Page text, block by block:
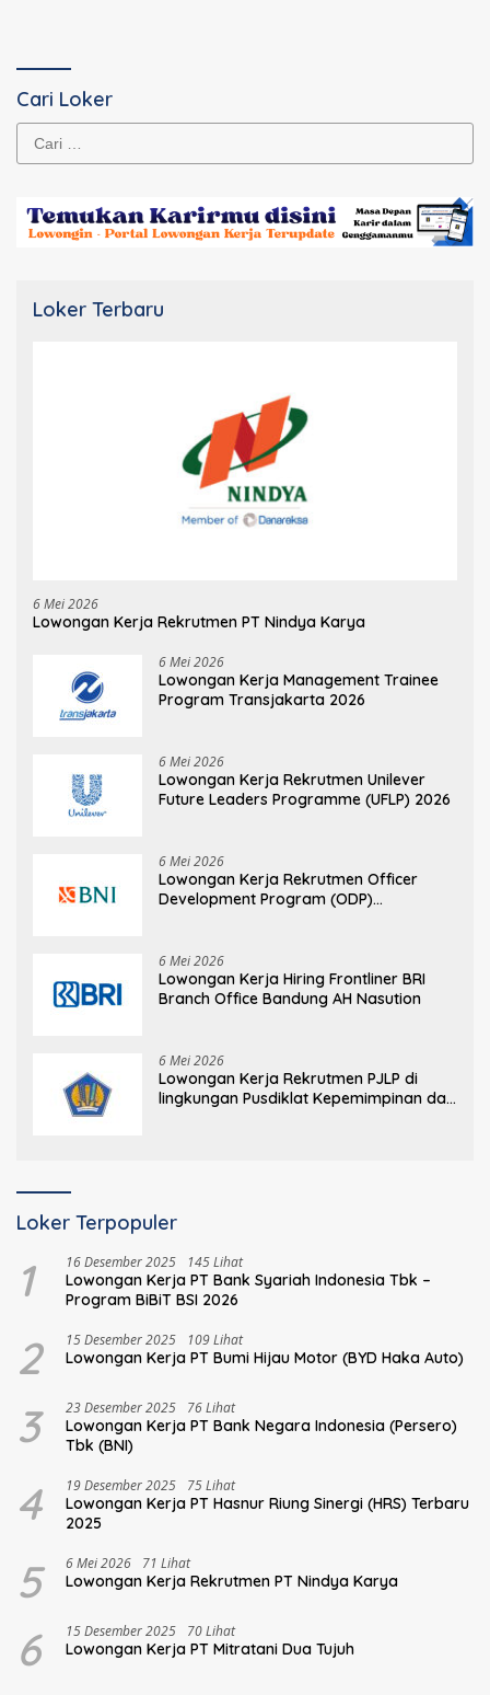
Cari Loker
Cari
untuk:
Loker Terbaru
6 Mei 2026
Lowongan Kerja Rekrutmen PT Nindya Karya
6 Mei 2026
Lowongan Kerja Management Trainee
Program Transjakarta 2026
6 Mei 2026
Lowongan Kerja Rekrutmen Unilever
Future Leaders Programme (UFLP) 2026
6 Mei 2026
Lowongan Kerja Rekrutmen Officer
Development Program (ODP)
6 Mei 2026
Lowongan Kerja Hiring Frontliner BRI
Branch Office Bandung AH Nasution
6 Mei 2026
Lowongan Kerja Rekrutmen PJLP di
lingkungan Pusdiklat Kepemimpinan dan
Loker Terpopuler
1 16 Desember 2025 145 Lihat
Lowongan Kerja PT Bank Syariah Indonesia Tbk –
Program BiBiT BSI 2026
2 15 Desember 2025 109 Lihat
Lowongan Kerja PT Bumi Hijau Motor (BYD Haka Auto)
3 23 Desember 2025 76 Lihat
Lowongan Kerja PT Bank Negara Indonesia (Persero)
Tbk (BNI)
4 19 Desember 2025 75 Lihat
Lowongan Kerja PT Hasnur Riung Sinergi (HRS) Terbaru
2025
5 6 Mei 2026 71 Lihat
Lowongan Kerja Rekrutmen PT Nindya Karya
6 15 Desember 2025 70 Lihat
Lowongan Kerja PT Mitratani Dua Tujuh